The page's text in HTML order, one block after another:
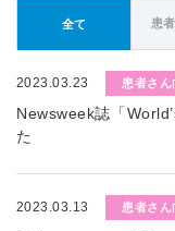
全て 患
2023.03.23 患者さん
Newsweek誌「
た
2023.03.13 患者さん